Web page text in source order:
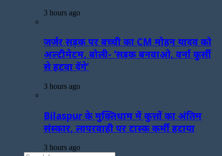
3 hours ago
जर्जर सड़क पर बच्ची का CM मोहन यादव को
अल्टीमेटम, बोली- ‘सड़क बनवाओ, वर्ना कुर्सी
से हटवा देंगे’
3 hours ago
Bilaspur के मुक्तिधाम में कुत्तों का अंतिम
संस्कार, लापरवाही पर टास्क कर्मी हटाया
3 hours ago